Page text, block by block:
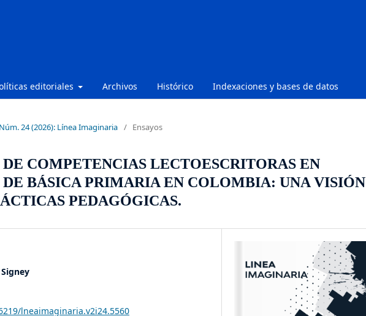
editoriales Archivos Histórico Indexaciones y bases de datos
24 (2026): Línea Imaginaria / Ensayos
COMPETENCIAS LECTOESCRITORAS EN
DE BÁSICA PRIMARIA EN COLOMBIA: UNA VISIÓN
PEDAGÓGICAS.
lneaimaginaria.v2i24.5560